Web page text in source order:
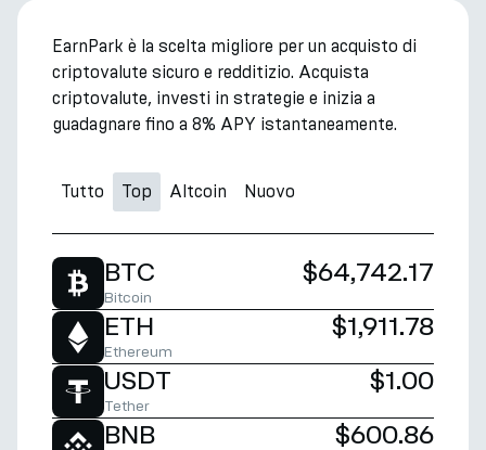
EarnPark è la scelta migliore per un acquisto di
criptovalute sicuro e redditizio. Acquista
criptovalute, investi in strategie e inizia a
guadagnare fino a 8% APY istantaneamente.
Tutto Top Altcoin Nuovo
BTC
Bitcoin
$64,742.17
ETH
Ethereum
$1,911.78
USDT
Tether
$1.00
BNB
$600.86